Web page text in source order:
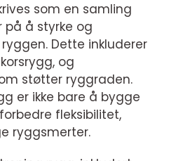
som en samling
på å styrke og
Dette inkluderer
og
støtter ryggraden.
er ikke bare å bygge
fleksibilitet,
ryggsmerter.